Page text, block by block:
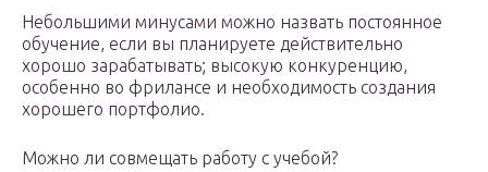
Небольшими минусами можно назвать постоянное
обучение, если вы планируете действительно
хорошо зарабатывать; высокую конкуренцию,
особенно во фрилансе и необходимость создания
хорошего портфолио.
Можно ли совмещать работу с учебой?